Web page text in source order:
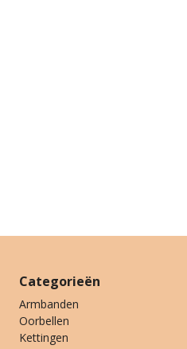
Categorieën
Armbanden
Oorbellen
Kettingen